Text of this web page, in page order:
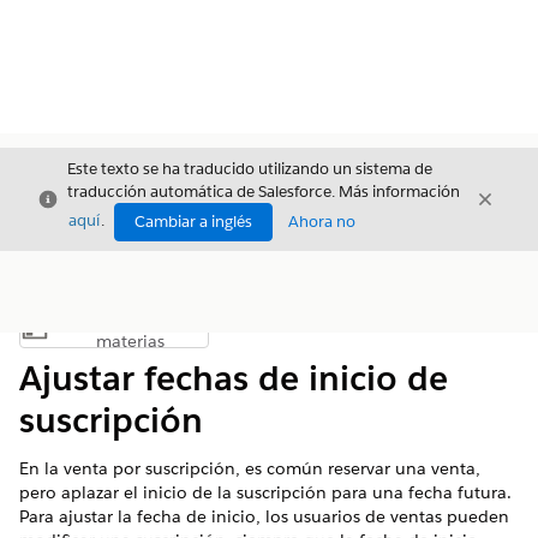
Cerrar
Este texto se ha traducido utilizando un sistema de
traducción automática de Salesforce. Más información
aquí. Cambiar a inglés Ahora no
Cerrar
Mostrar índice de materias
materias
Ajustar fechas de inicio de
suscripción
En la venta por suscripción, es común reservar una venta,
pero aplazar el inicio de la suscripción para una fecha futura.
Para ajustar la fecha de inicio, los usuarios de ventas pueden